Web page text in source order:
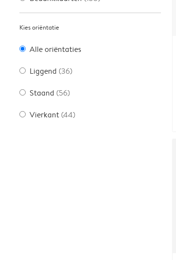
Kies oriëntatie
Alle oriëntaties
Liggend (36)
Staand (56)
Vierkant (44)